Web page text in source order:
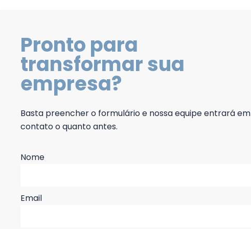
Pronto para
transformar sua
empresa?
Basta preencher o formulário e nossa equipe entrará em
contato o quanto antes.
Nome
Email